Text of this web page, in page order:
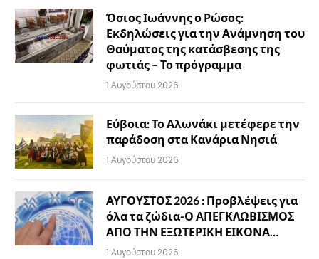
Όσιος Ιωάννης ο Ρώσος:
Εκδηλώσεις για την Ανάμνηση του
Θαύματος της κατάσβεσης της
φωτιάς – Το πρόγραμμα
1 Αυγούστου 2026
Εύβοια: Το Αλωνάκι μετέφερε την
παράδοση στα Κανάρια Νησιά
1 Αυγούστου 2026
ΑΥΓΟΥΣΤΟΣ 2026 : Προβλέψεις για
όλα τα ζώδια-Ο ΑΠΕΓΚΛΩΒΙΣΜΟΣ
ΑΠΟ ΤΗΝ ΕΞΩΤΕΡΙΚΗ ΕΙΚΟΝΑ…
1 Αυγούστου 2026